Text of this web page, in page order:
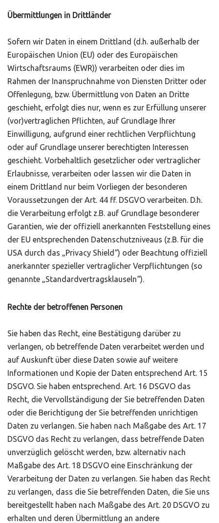
Übermittlungen in Drittländer
Sofern wir Daten in einem Drittland (d.h. außerhalb der
Europäischen Union (EU) oder des Europäischen
Wirtschaftsraums (EWR)) verarbeiten oder dies im
Rahmen der Inanspruchnahme von Diensten Dritter oder
Offenlegung, bzw. Übermittlung von Daten an Dritte
geschieht, erfolgt dies nur, wenn es zur Erfüllung unserer
(vor)vertraglichen Pflichten, auf Grundlage Ihrer
Einwilligung, aufgrund einer rechtlichen Verpflichtung
oder auf Grundlage unserer berechtigten Interessen
geschieht. Vorbehaltlich gesetzlicher oder vertraglicher
Erlaubnisse, verarbeiten oder lassen wir die Daten in
einem Drittland nur beim Vorliegen der besonderen
Voraussetzungen der Art. 44 ff. DSGVO verarbeiten. D.h.
die Verarbeitung erfolgt z.B. auf Grundlage besonderer
Garantien, wie der offiziell anerkannten Feststellung eines
der EU entsprechenden Datenschutzniveaus (z.B. für die
USA durch das „Privacy Shield“) oder Beachtung offiziell
anerkannter spezieller vertraglicher Verpflichtungen (so
genannte „Standardvertragsklauseln“).
Rechte der betroffenen Personen
Sie haben das Recht, eine Bestätigung darüber zu
verlangen, ob betreffende Daten verarbeitet werden und
auf Auskunft über diese Daten sowie auf weitere
Informationen und Kopie der Daten entsprechend Art. 15
DSGVO. Sie haben entsprechend. Art. 16 DSGVO das
Recht, die Vervollständigung der Sie betreffenden Daten
oder die Berichtigung der Sie betreffenden unrichtigen
Daten zu verlangen. Sie haben nach Maßgabe des Art. 17
DSGVO das Recht zu verlangen, dass betreffende Daten
unverzüglich gelöscht werden, bzw. alternativ nach
Maßgabe des Art. 18 DSGVO eine Einschränkung der
Verarbeitung der Daten zu verlangen. Sie haben das Recht
zu verlangen, dass die Sie betreffenden Daten, die Sie uns
bereitgestellt haben nach Maßgabe des Art. 20 DSGVO zu
erhalten und deren Übermittlung an andere